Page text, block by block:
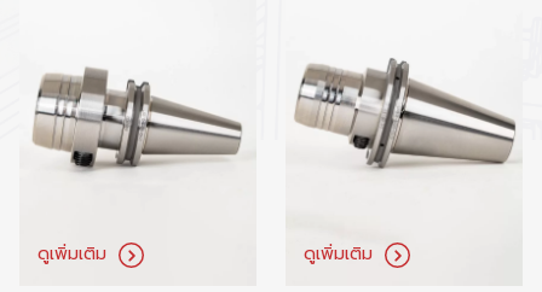
ดูเพิ่มเติม ดูเพิ่มเติม